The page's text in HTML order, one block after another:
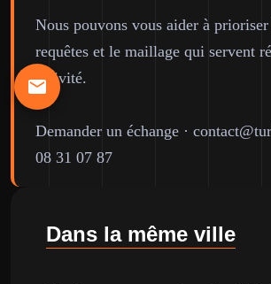
Nous pouvons vous aider à prioriser
requêtes et le maillage qui servent
activité.
Demander un échange ·
08 31 07 87
Dans la même ville